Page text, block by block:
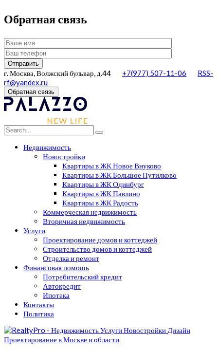
Обратная связь
г. Москва, Волжский бульвар, д.44 +7(977) 507-11-06
RSS-
rf@yandex.ru
Обратная связь
Недвижимость
Новостройки
Квартиры в ЖК Новое Внуково
Квартиры в ЖК Большое Путилково
Квартиры в ЖК Одинбург
Квартиры в ЖК Павлино
Квартиры в ЖК Радость
Коммерческая недвижимость
Вторичная недвижимость
Услуги
Проектирование домов и коттеджей
Строительство домов и коттеджей
Отделка и ремонт
Финансовая помощь
Потребительский кредит
Автокредит
Ипотека
Контакты
Политика